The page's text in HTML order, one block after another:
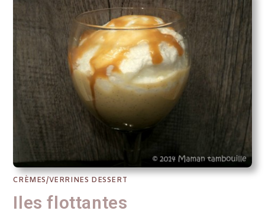
CRÈMES/VERRINES DESSERT
Iles flottantes